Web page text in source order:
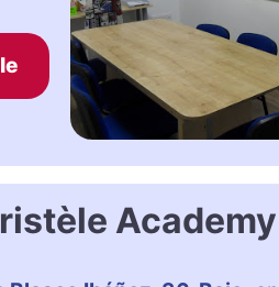
Academy